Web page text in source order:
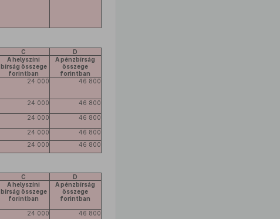
C
D
A helyszíni
bírság összege
forintban
A pénzbírság
összege
forintban
24 000 46 800
24 000 46 800
24 000 46 800
24 000
46 800
24 000 46 800
C
D
A helyszíni
bírság összege
forintban
A pénzbírság
összege
forintban
24 000 46 800